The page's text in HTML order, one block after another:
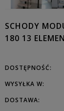
SCHODY
180 13
DOSTĘPNOŚĆ:
WYSYŁKA W:
DOSTAWA: